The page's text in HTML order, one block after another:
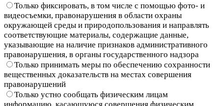
Только фиксировать, в том числе с помощью фото- и
видеосъемки, правонарушения в области охраны
окружающей среды и природопользования и направлять
соответствующие материалы, содержащие данные,
указывающие на наличие признаков административного
правонарушения, в органы государственного надзора
Только принимать меры по обеспечению сохранности
вещественных доказательств на местах совершения
правонарушений
Только устно сообщать физическим лицам